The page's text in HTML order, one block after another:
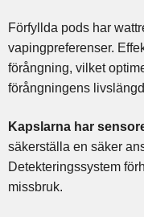
Förfyllda pods har
vapingpreferenser.
förångning, vilket
förångningens
Kapslarna har
säkerställa en säker
Detekteringssystem
missbruk.